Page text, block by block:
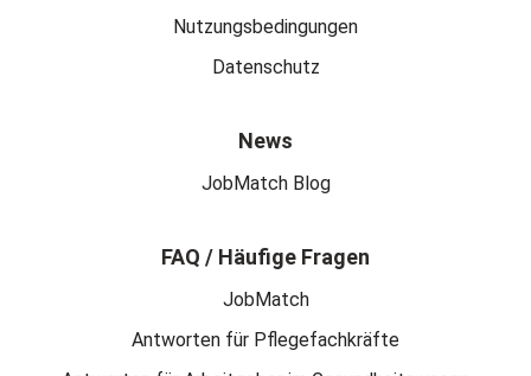
Nutzungsbedingungen
Datenschutz
News
JobMatch Blog
FAQ / Häufige Fragen
JobMatch
Antworten für Pflegefachkräfte